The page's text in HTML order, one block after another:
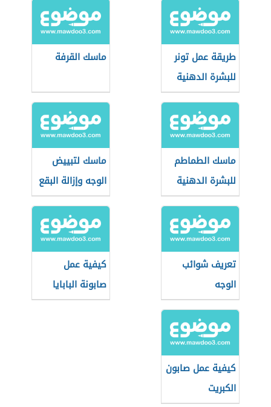
طريقة عمل تونر
للبشرة الدهنية
ماسك القرفة
ماسك الطماطم
للبشرة الدهنية
ماسك لتبييض
الوجه وإزالة البقع
تعريف شوائب
الوجه
كيفية عمل
صابونة البابايا
كيفية عمل صابون
الكبريت